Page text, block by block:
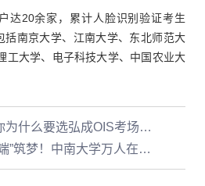
达20余家，累计人脸识别验证考生
括南京大学、江南大学、东北师范大
工大学、电子科技大学、中国农业大
三大理由告诉你为什么要选弘成OIS考场巡检系统
科技赋能，“云端”筑梦！中南大学万人在线考试圆满收官